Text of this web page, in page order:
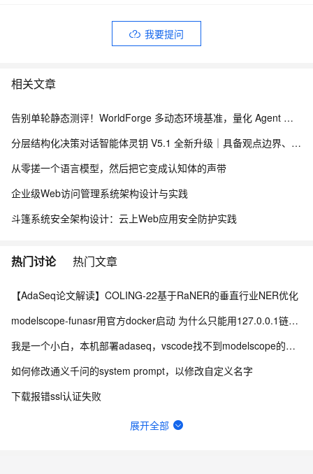
我要提问
相关文章
告别单轮静态测评！WorldForge 多动态环境基准，量化 Agent 组件协同能力
分层结构化决策对话智能体灵钥 V5.1 全新升级｜具备观点边界、关系感知的深度思辨 Agent，配套线上 Demo 与真实用户数据采集方案
从零搓一个语言模型，然后把它变成认知体的声带
企业级Web访问管理系统架构设计与实践
斗篷系统安全架构设计：云上Web应用安全防护实践
热门讨论 热门文章
【AdaSeq论文解读】COLING-22基于RaNER的垂直行业NER优化
modelscope-funasr用官方docker启动 为什么只能用127.0.0.1链接wss？
我是一个小白，本机部署adaseq，vscode找不到modelscope的module
如何修改通义千问的system prompt，以修改自定义名字
下载报错ssl认证失败
自然语言处理大模型，对word文本格式检测
展开全部